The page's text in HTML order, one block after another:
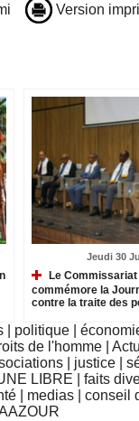
Version
Jeudi 30
Le
commémore la
contre la traite des
politique
de l'homme |
justice
LIBRE
faits
medias |conseil